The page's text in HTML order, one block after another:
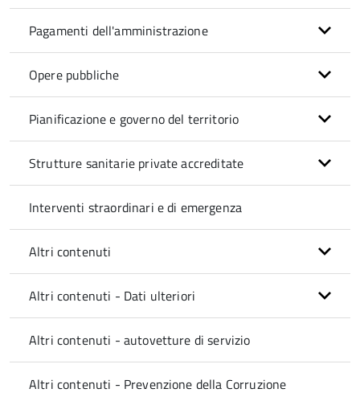
Pagamenti dell'amministrazione
Opere pubbliche
Pianificazione e governo del territorio
Strutture sanitarie private accreditate
Interventi straordinari e di emergenza
Altri contenuti
Altri contenuti - Dati ulteriori
Altri contenuti - autovetture di servizio
Altri contenuti - Prevenzione della Corruzione